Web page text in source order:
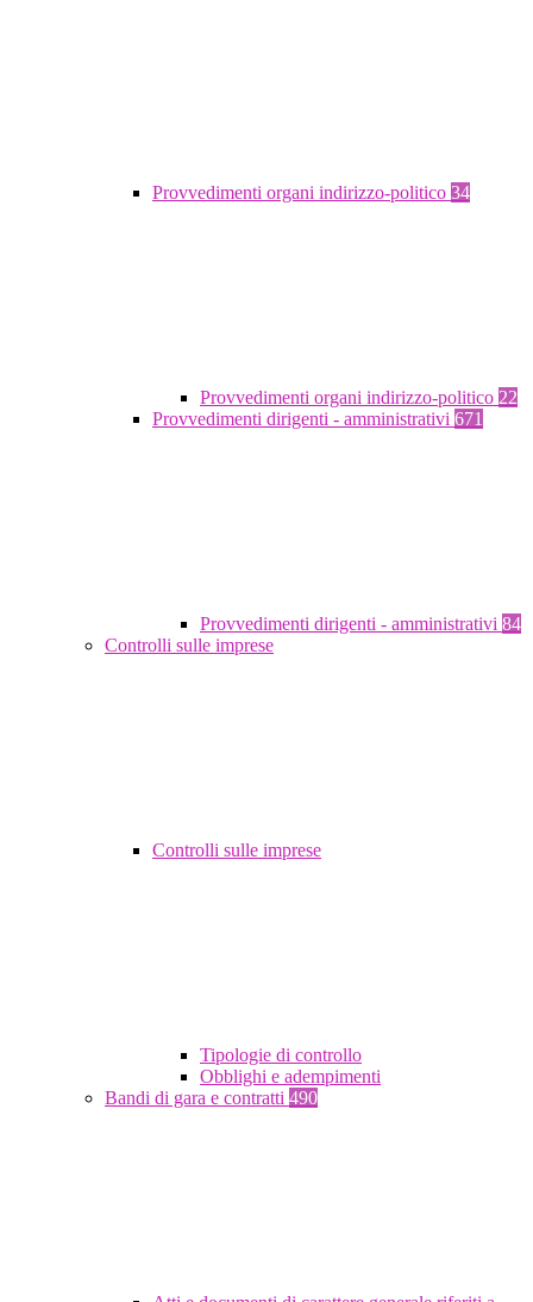
Provvedimenti organi indirizzo-politico 34
Provvedimenti organi indirizzo-politico 22
Provvedimenti dirigenti - amministrativi 671
Provvedimenti dirigenti - amministrativi 84
Controlli sulle imprese
Controlli sulle imprese
Tipologie di controllo
Obblighi e adempimenti
Bandi di gara e contratti 490